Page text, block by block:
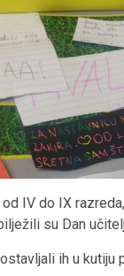
IV do IX
su Dan
ih u kutiju